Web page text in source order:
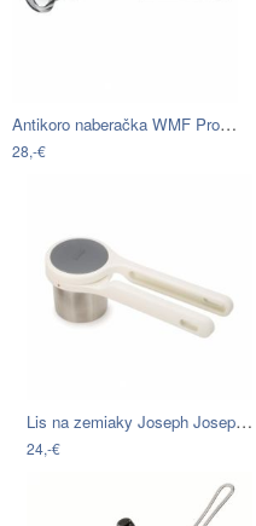
Antikoro naberačka WMF Profi Plus V
28,-€
Lis na zemiaky Joseph Joseph Heli×
24,-€